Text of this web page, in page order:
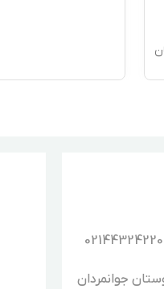
02144324220
جوانمردان